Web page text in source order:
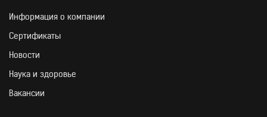
ЛЮБИМАЯ ПРОДУКЦИЯ
Информация о компании
Сертификаты
Новости
Наука и здоровье
Вакансии